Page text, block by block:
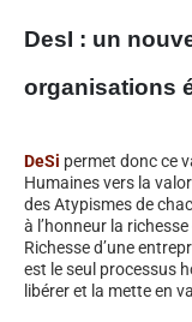
DesI : un
organisations
DeSi permet donc ce
Humaines vers la
des Atypismes de
à l’honneur la
Richesse d’une
est le seul processus
libérer et la mette en